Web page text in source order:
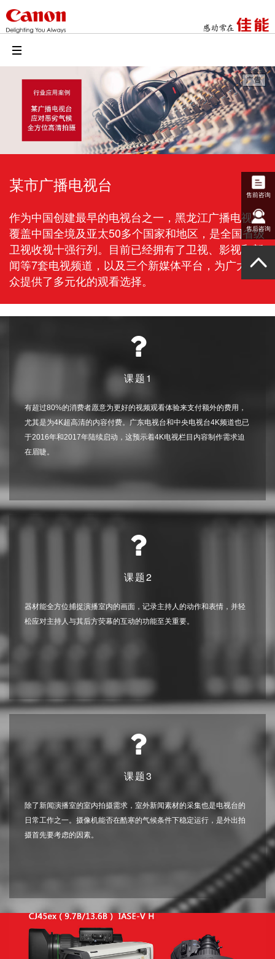
某市广播电视台
作为中国创建最早的电视台之一，黑龙江广播电视台
覆盖中国全境及亚太50多个国家和地区，是全国省级
卫视收视十强行列。目前已经拥有了卫视、影视和新
闻等7套电视频道，以及三个新媒体平台，为广大观
众提供了多元化的观看选择。
课题1
有超过80%的消费者愿意为更好的视频观看体验来支付额外的费用，
尤其是为4K超高清的内容付费。广东电视台和中央电视台4K频道也已
于2016年和2017年陆续启动，这预示着4K电视栏目内容制作需求迫
在眉睫。
课题2
器材能全方位捕捉演播室内的画面，记录主持人的动作和表情，并轻
松应对主持人与其后方荧幕的互动的功能至关重要。
课题3
除了新闻演播室的室内拍摄需求，室外新闻素材的采集也是电视台的
日常工作之一。摄像机能否在酷寒的气候条件下稳定运行，是外出拍
摄首先要考虑的因素。
售前咨询
售后咨询